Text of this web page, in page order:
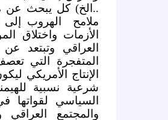
..الخ) كل يبحث عن
ملامح
الهروب إلى
الأزمات واختلاق
العراقي وتبتعد عن
المتفجرة التي
الإنتاج الأمريكي
شرعية نسبية
السياسي
والمجتمع